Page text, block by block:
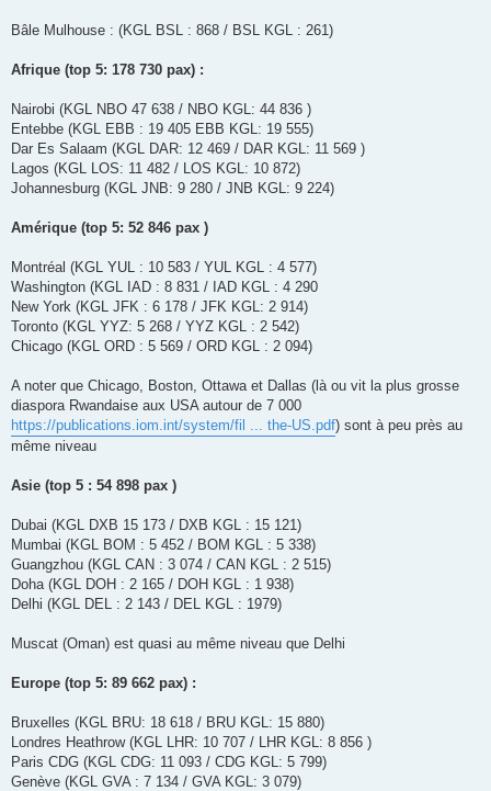
Bâle Mulhouse : (KGL BSL : 868 / BSL KGL : 261)
Afrique (top 5: 178 730 pax) :
Nairobi (KGL NBO 47 638 / NBO KGL: 44 836 )
Entebbe (KGL EBB : 19 405 EBB KGL: 19 555)
Dar Es Salaam (KGL DAR: 12 469 / DAR KGL: 11 569 )
Lagos (KGL LOS: 11 482 / LOS KGL: 10 872)
Johannesburg (KGL JNB: 9 280 / JNB KGL: 9 224)
Amérique (top 5: 52 846 pax )
Montréal (KGL YUL : 10 583 / YUL KGL : 4 577)
Washington (KGL IAD : 8 831 / IAD KGL : 4 290
New York (KGL JFK : 6 178 / JFK KGL: 2 914)
Toronto (KGL YYZ: 5 268 / YYZ KGL : 2 542)
Chicago (KGL ORD : 5 569 / ORD KGL : 2 094)
A noter que Chicago, Boston, Ottawa et Dallas (là ou vit la plus grosse
diaspora Rwandaise aux USA autour de 7 000
https://publications.iom.int/system/fil ... the-US.pdf) sont à peu près au
même niveau
Asie (top 5 : 54 898 pax )
Dubai (KGL DXB 15 173 / DXB KGL : 15 121)
Mumbai (KGL BOM : 5 452 / BOM KGL : 5 338)
Guangzhou (KGL CAN : 3 074 / CAN KGL : 2 515)
Doha (KGL DOH : 2 165 / DOH KGL : 1 938)
Delhi (KGL DEL : 2 143 / DEL KGL : 1979)
Muscat (Oman) est quasi au même niveau que Delhi
Europe (top 5: 89 662 pax) :
Bruxelles (KGL BRU: 18 618 / BRU KGL: 15 880)
Londres Heathrow (KGL LHR: 10 707 / LHR KGL: 8 856 )
Paris CDG (KGL CDG: 11 093 / CDG KGL: 5 799)
Genève (KGL GVA : 7 134 / GVA KGL: 3 079)